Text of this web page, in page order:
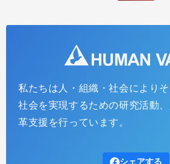
私たちは人・組織・社会により
社会を実現するための研究活動
革支援を行っています。
シェアする